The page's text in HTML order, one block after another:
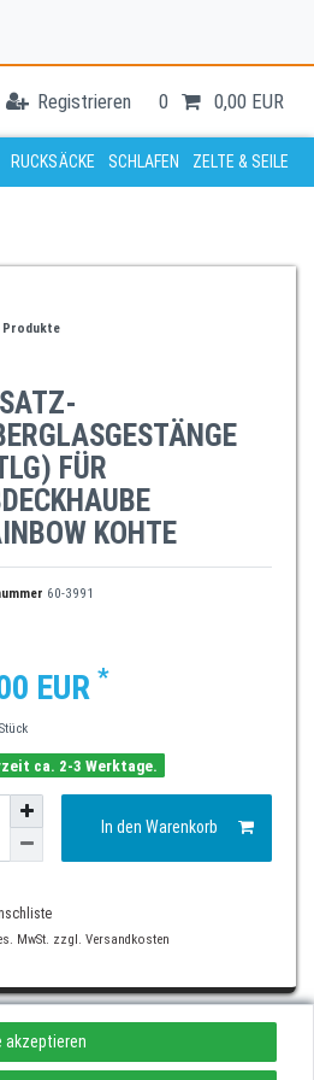
Registrieren 0 0,00 EUR
RUCKSÄCKE SCHLAFEN ZELTE & SEILE
Produkte
FÜR
KOHTE
60-3991
EUR *
Stück
ca. 2-3 Werktage.
In den Warenkorb
MwSt. zzgl. Versandkosten
akzeptieren